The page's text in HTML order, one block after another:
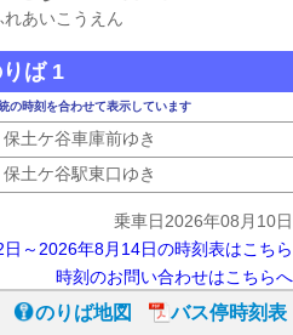
れあいこうえん
ば 1
の時刻を合わせて表示しています
保土ケ谷車庫前ゆき
保土ケ谷駅東口ゆき
乗車日2026年08月10日
～2026年8月14日の時刻表はこちら
時刻のお問い合わせはこちらへ
のりば地図
バス停時刻表